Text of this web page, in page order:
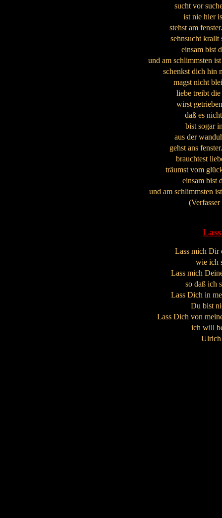
sucht vor
ist nie hier
stehst am
sehnsucht
einsam bist
und am schlimmsten
schenkst dich hin
magst nicht
liebe treibt
wirst
daß es
bist sogar
aus der
gehst ans
brauchtest
träumst vom
einsam bist
und am schlimmsten
Lass mich Dir
wie ich
Lass mich
so daß ich
Lass Dich in
Du bist
Lass Dich von
ich will
Ulrich